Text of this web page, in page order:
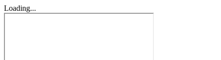
Loading...